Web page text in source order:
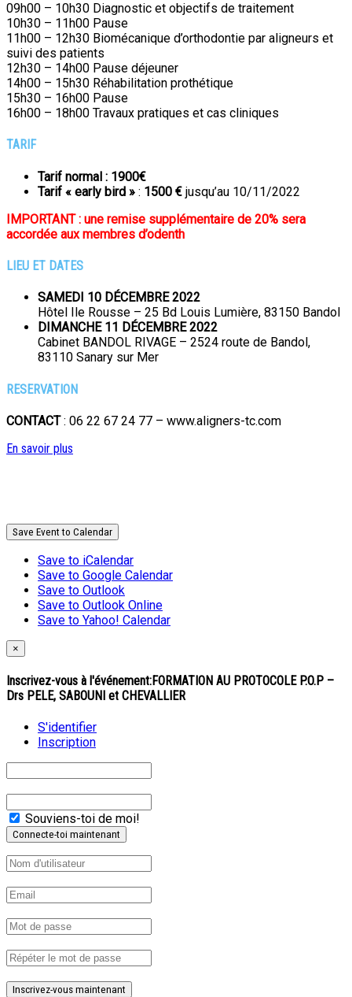
09h00 – 10h30 Diagnostic et objectifs de traitement
10h30 – 11h00 Pause
11h00 – 12h30 Biomécanique d’orthodontie par aligneurs et
suivi des patients
12h30 – 14h00 Pause déjeuner
14h00 – 15h30 Réhabilitation prothétique
15h30 – 16h00 Pause
16h00 – 18h00 Travaux pratiques et cas cliniques
TARIF
Tarif normal : 1900€
Tarif « early bird » : 1500 € jusqu’au 10/11/2022
IMPORTANT : une remise supplémentaire de 20% sera
accordée aux membres d’odenth
LIEU ET DATES
SAMEDI 10 DÉCEMBRE 2022
Hôtel Ile Rousse – 25 Bd Louis Lumière, 83150 Bandol
DIMANCHE 11 DÉCEMBRE 2022
Cabinet BANDOL RIVAGE – 2524 route de Bandol,
83110 Sanary sur Mer
RESERVATION
CONTACT: 06 22 67 24 77 – www.aligners-tc.com
En savoir plus
Save Event to Calendar
Save to iCalendar
Save to Google Calendar
Save to Outlook
Save to Outlook Online
Save to Yahoo! Calendar
×
Inscrivez-vous à l'événement:FORMATION AU PROTOCOLE P.O.P –
Drs PELE, SABOUNI et CHEVALLIER
S'identifier
Inscription
Souviens-toi de moi!
Inscrivez-vous maintenant